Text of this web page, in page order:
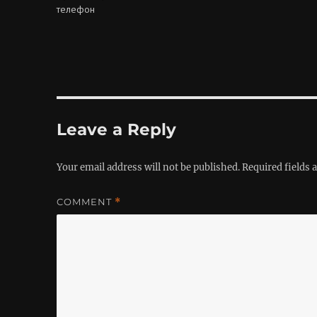
телефон
Leave a Reply
Your email address will not be published.Required fields
COMMENT *